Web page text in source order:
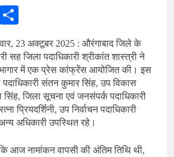
X
23 अक्टूबर 2025 : औरंगाबाद जिले के
सह जिला पदाधिकारी श्रीकांत शास्त्री ने
में एक प्रेस कांफ्रेंस आयोजित की। इस
संतन कुमार सिंह, उप विकास
जिला सूचना एवं जनसंपर्क पदाधिकारी
प्रियदर्शिनी, उप निर्वाचन पदाधिकारी
अधिकारी उपस्थित रहे।
आज नामांकन वापसी की अंतिम तिथि थी,